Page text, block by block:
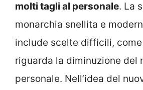
molti tagli al personale. La
monarchia snellita e
include scelte difficili,
riguarda la diminuzione del
personale. Nell’idea del